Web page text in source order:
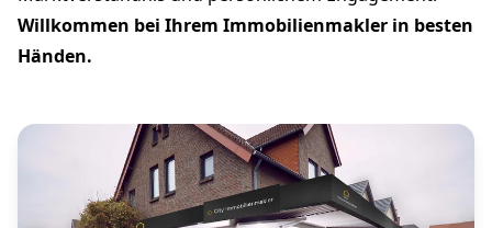
Willkommen bei Ihrem Immobilienmakler in besten
Händen.